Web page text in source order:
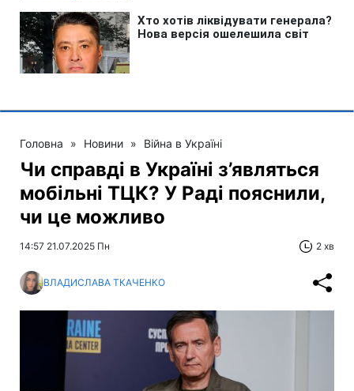
Головна » Новини » Війна в Україні
Чи справді в Україні з’являться
мобільні ТЦК? У Раді пояснили,
чи це можливо
14:57 21.07.2025 Пн 2 хв
ВЛАДИСЛАВА ТКАЧЕНКО